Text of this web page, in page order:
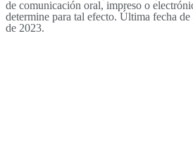
de comunicación oral, impreso o
determine para tal efecto. Última fecha
de 2023.